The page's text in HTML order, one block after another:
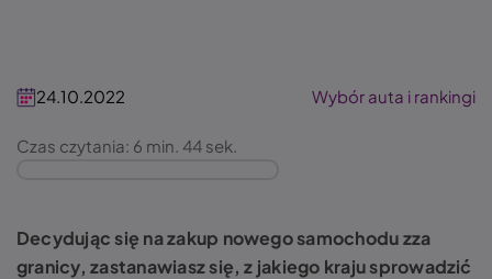
24.10.2022 Wybór auta i rankingi
Czas czytania: 6 min. 44 sek.
Decydując się na zakup nowego samochodu zza
granicy, zastanawiasz się, z jakiego kraju sprowadzić